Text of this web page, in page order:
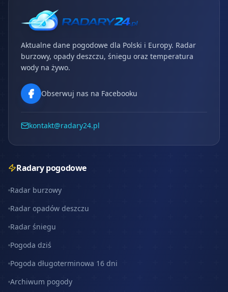
Aktualne dane pogodowe dla Polski i Europy. Radar
burzowy, opady deszczu, śniegu oraz temperatura
wody na żywo.
Obserwuj nas na Facebooku
kontakt@radary24.pl
Radary pogodowe
Radar burzowy
Radar opadów deszczu
Radar śniegu
Pogoda dziś
Pogoda długoterminowa 16 dni
Archiwum pogody